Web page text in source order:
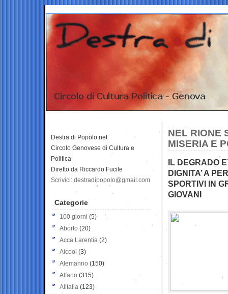
NEL RIONE
MISERIA E
IL DEGRADO
DIGNITA’ A
SPORTIVI IN
GIOVANI
Destra di Popolo.net
Circolo Genovese di Cultura e
Politica
Diretto da Riccardo Fucile
Scrivici: destradipopolo@gmail.com
Categorie
100 giorni (5)
Aborto (20)
Acca Larentia (2)
Alcool (3)
Alemanno (150)
Alfano (315)
Alitalia (123)